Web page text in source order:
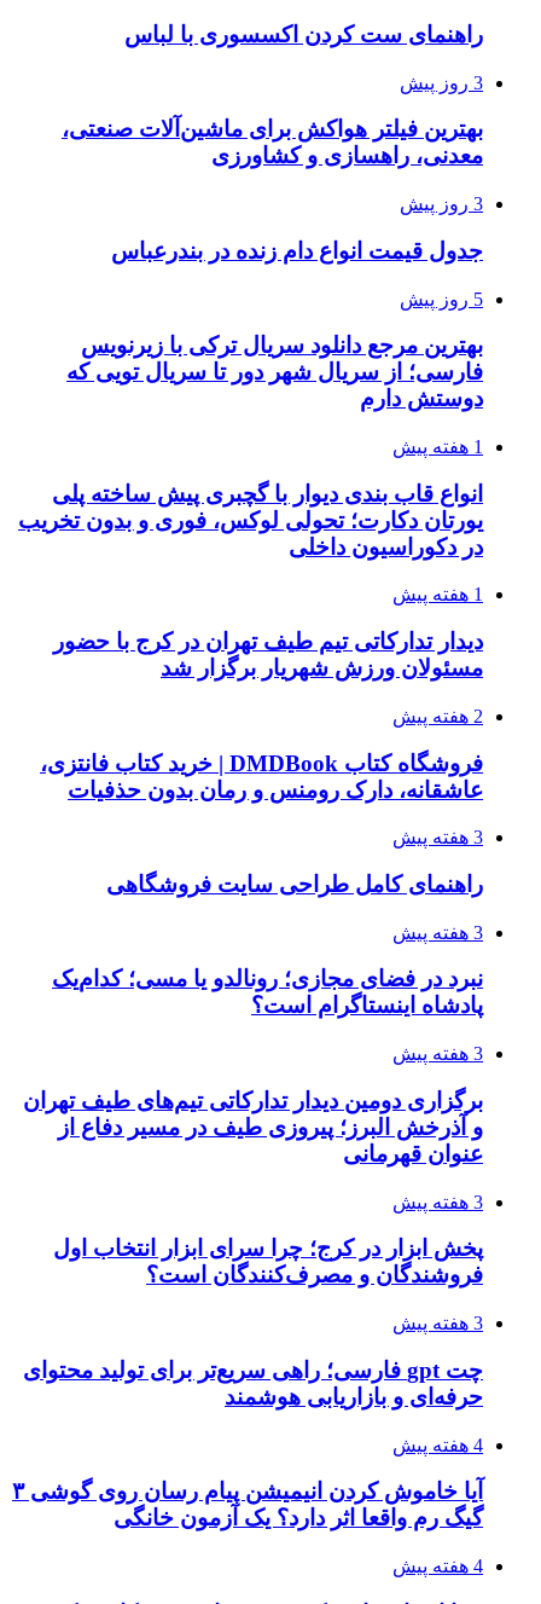
راهنمای ست کردن اکسسوری با لباس
3 روز پیش
بهترین فیلتر هواکش برای ماشین‌آلات صنعتی،
معدنی، راهسازی و کشاورزی
3 روز پیش
جدول قیمت انواع دام زنده در بندرعباس
5 روز پیش
بهترین مرجع دانلود سریال ترکی با زیرنویس
فارسی؛ از سریال شهر دور تا سریال تویی که
دوستش دارم
1 هفته پیش
انواع قاب بندی دیوار با گچبری پیش ساخته پلی
یورتان دکارت؛ تحولی لوکس، فوری و بدون تخریب
در دکوراسیون داخلی
1 هفته پیش
دیدار تدارکاتی تیم طیف تهران در کرج با حضور
مسئولان ورزش شهریار برگزار شد
2 هفته پیش
فروشگاه کتاب DMDBook | خرید کتاب فانتزی،
عاشقانه، دارک رومنس و رمان بدون حذفیات
3 هفته پیش
راهنمای کامل طراحی سایت فروشگاهی
3 هفته پیش
نبرد در فضای مجازی؛ رونالدو یا مسی؛ کدام‌یک
پادشاه اینستاگرام است؟
3 هفته پیش
برگزاری دومین دیدار تدارکاتی تیم‌های طیف تهران
و آذرخش البرز؛ پیروزی طیف در مسیر دفاع از
عنوان قهرمانی
3 هفته پیش
پخش ابزار در کرج؛ چرا سرای ابزار انتخاب اول
فروشندگان و مصرف‌کنندگان است؟
3 هفته پیش
چت gpt فارسی؛ راهی سریع‌تر برای تولید محتوای
حرفه‌ای و بازاریابی هوشمند
4 هفته پیش
آیا خاموش کردن انیمیشن پیام رسان روی گوشی ۳
گیگ رم واقعا اثر دارد؟ یک آزمون خانگی
4 هفته پیش